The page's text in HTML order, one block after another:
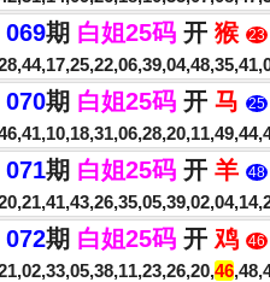
069期 白姐25码开 猴 23
070期 白姐25码开 马 25
071期 白姐25码开 羊 48
072期 白姐25码开 鸡 46
46